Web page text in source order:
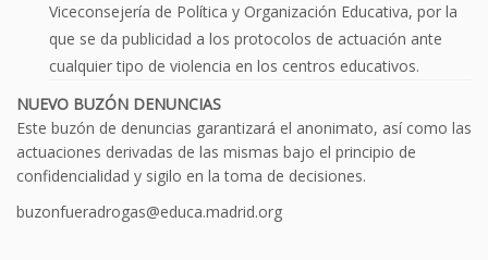
Viceconsejería de Política y Organización Educativa, por la
que se da publicidad a los protocolos de actuación ante
cualquier tipo de violencia en los centros educativos.
NUEVO BUZÓN DENUNCIAS
Este buzón de denuncias garantizará el anonimato, así como las
actuaciones derivadas de las mismas bajo el principio de
confidencialidad y sigilo en la toma de decisiones.
buzonfueradrogas@educa.madrid.org